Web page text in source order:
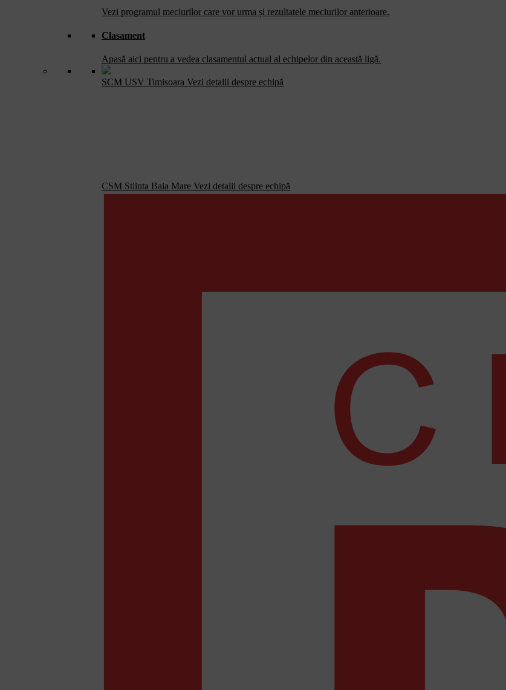
Vezi programul meciurilor care vor urma și rezultatele meciurilor anterioare.
Clasament
Apasă aici pentru a vedea clasamentul actual al echipelor din această ligă.
SCM USV Timisoara Vezi detalii despre echipă
CSM Stiinta Baia Mare Vezi detalii despre echipă